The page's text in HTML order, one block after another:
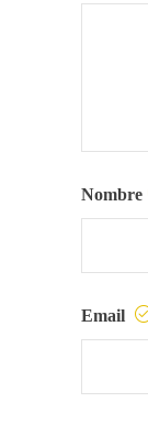
Nombre
Email